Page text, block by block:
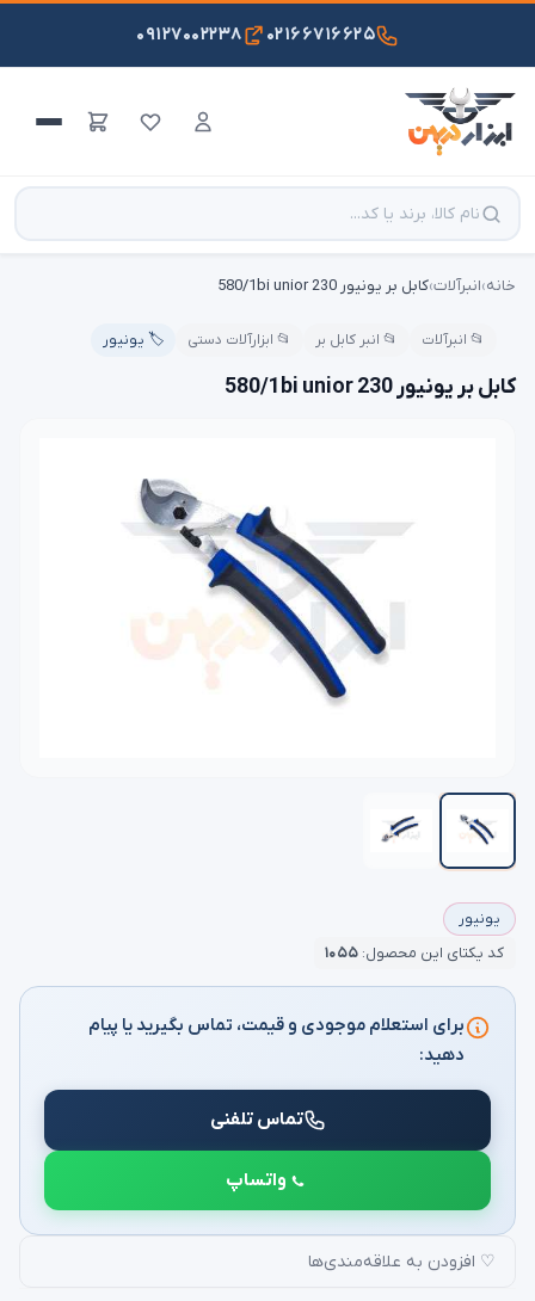
۰۲۱۶۶۷۱۶۶۲۵ ۰۹۱۲۷۰۰۲۲۳۸
خانه›انبرآلات›کابل بر یونیور 230 580/1bi unior
📂 انبرآلات 📂 انبر کابل بر 📂 ابزارآلات دستی 🏷️ یونیور
کابل بر یونیور 230 580/1bi unior
یونیور
کد یکتای این محصول: ۱۰۵۵
برای استعلام موجودی و قیمت، تماس بگیرید یا پیام
دهید:
تماس تلفنی
واتساپ
♡ افزودن به علاقه‌مندی‌ها